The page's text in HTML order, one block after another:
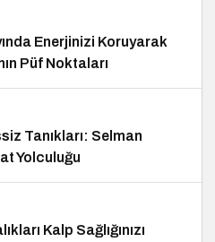
Enerjinizi Koruyarak
Püf Noktaları
Tanıkları: Selman
Yolculuğu
Kalp Sağlığınızı